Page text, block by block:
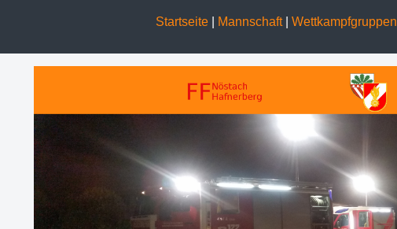
Startseite| Mannschaft| Wettkampfgruppen